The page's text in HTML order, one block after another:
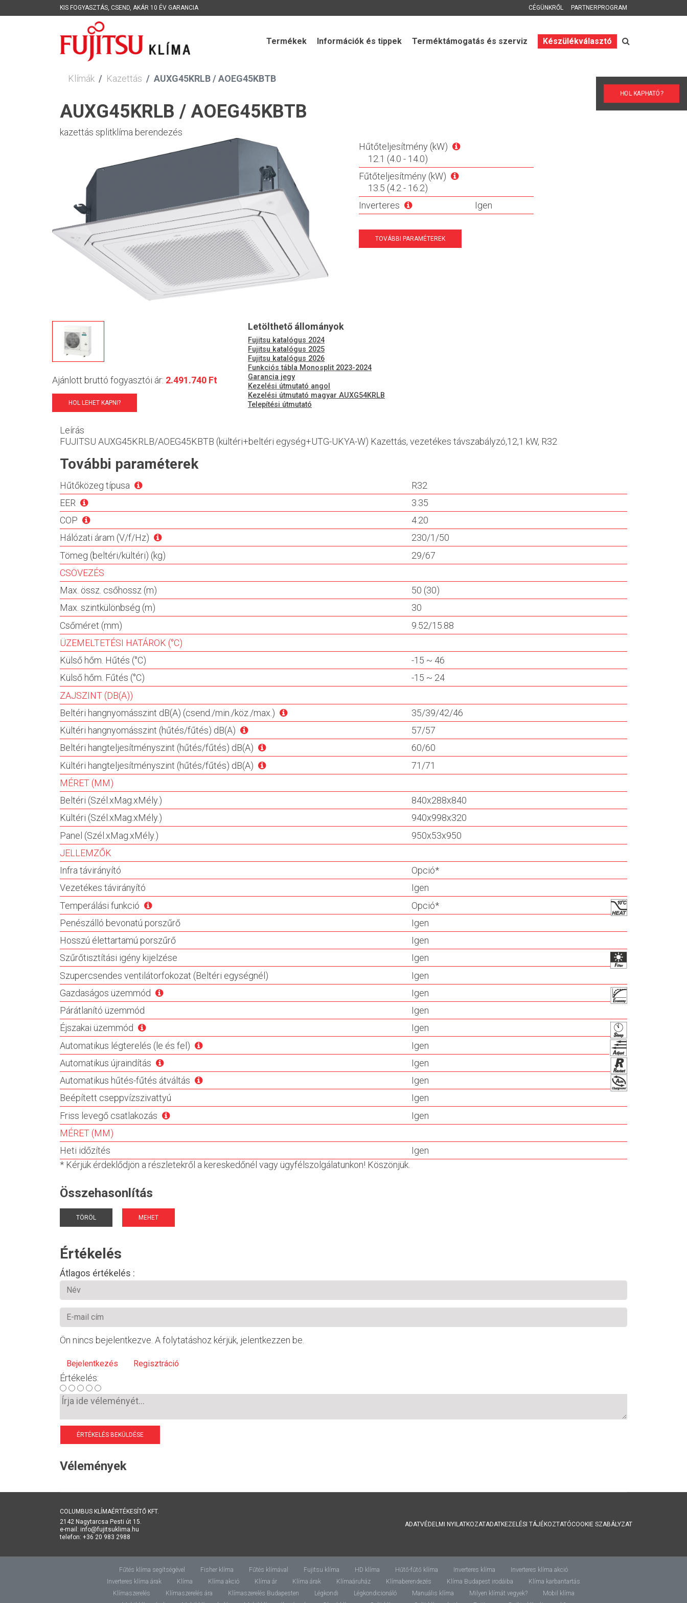
KIS FOGYASZTÁS, CSEND, AKÁR 10 ÉV GARANCIA CÉGÜNKRŐL PARTNERPROGRAM
Termékek Információk és tippek Terméktámogatás és szerviz Készülékválasztó
Klímák Kazettás AUXG45KRLB / AOEG45KBTB
AUXG45KRLB / AOEG45KBTB
kazettás splitklíma berendezés
Hűtőteljesítmény (kW)
12.1 (4.0 - 14.0)
Fűtőteljesítmény (kW)
13.5 (4.2 - 16.2)
Inverteres
Igen
TOVÁBBI PARAMÉTEREK
Ajánlott bruttó fogyasztói ár: 2.491.740 Ft
HOL LEHET KAPNI?
Letölthető állományok
Fujitsu katalógus 2024
Fujitsu katalógus 2025
Fujitsu katalógus 2026
Funkciós tábla Monosplit 2023-2024
Garancia jegy
Kezelési útmutató angol
Kezelési útmutató magyar AUXG54KRLB
Telepítési útmutató
Leírás
FUJITSU AUXG45KRLB/AOEG45KBTB (kültéri+beltéri egység+UTG-UKYA-W) Kazettás, vezetékes távszabályzó,12,1 kW, R32
További paraméterek
Hűtőközeg típusa
R32
EER
3.35
COP
4.20
Hálózati áram (V/f/Hz)
230/1/50
Tömeg (beltéri/kültéri) (kg)
29/67
CSÖVEZÉS
Max. össz. csőhossz (m)
50 (30)
Max. szintkülönbség (m)
30
Csőméret (mm)
9.52/15.88
ÜZEMELTETÉSI HATÁROK (°C)
Külső hőm. Hűtés (°C)
-15 ~ 46
Külső hőm. Fűtés (°C)
-15 ~ 24
ZAJSZINT (DB(A))
Beltéri hangnyomásszint dB(A) (csend./min./köz./max.)
35/39/42/46
Kültéri hangnyomásszint (hűtés/fűtés) dB(A)
57/57
Beltéri hangteljesítményszint (hűtés/fűtés) dB(A)
60/60
Kültéri hangteljesítményszint (hűtés/fűtés) dB(A)
71/71
MÉRET (MM)
Beltéri (Szél.xMag.xMély.)
840x288x840
Kültéri (Szél.xMag.xMély.)
940x998x320
Panel (Szél.xMag.xMély.)
950x53x950
JELLEMZŐK
Infra távirányító
Opció*
Vezetékes távirányító
Igen
Temperálási funkció
Opció*
Penészálló bevonatú porszűrő
Igen
Hosszú élettartamú porszűrő
Igen
Szűrőtisztítási igény kijelzése
Igen
Szupercsendes ventilátorfokozat (Beltéri egységnél)
Igen
Gazdaságos üzemmód
Igen
Párátlanító üzemmód
Igen
Éjszakai üzemmód
Igen
Automatikus légterelés (le és fel)
Igen
Automatikus újraindítás
Igen
Automatikus hűtés-fűtés átváltás
Igen
Beépített cseppvízszivattyú
Igen
Friss levegő csatlakozás
Igen
MÉRET (MM)
Heti időzítés
Igen
* Kérjük érdeklődjön a részletekről a kereskedőnél vagy ügyfélszolgálatunkon! Köszönjük.
Összehasonlítás
TÖRÖL MEHET
Értékelés
Átlagos értékelés :
Ön nincs bejelentkezve. A folytatáshoz kérjük, jelentkezzen be.
Bejelentkezés Regisztráció
Értékelés:
ÉRTÉKELÉS BEKÜLDÉSE
Vélemények
HOL KAPHATÓ?
COLUMBUS KLÍMAÉRTÉKESÍTŐ KFT.
2142 Nagytarcsa Pesti út 15.
e-mail: info@fujitsuklima.hu
telefon: +36 20 983 2988
ADATVÉDELMI NYILATKOZATADATKEZELÉSI TÁJÉKOZTATÓCOOKIE SZABÁLYZAT
Fűtés klíma segítségével Fisher klíma Fűtés klímával Fujitsu klíma HD klíma Hűtő-fűtő klíma Inverteres klíma
Inverteres klíma akció
Inverteres klíma árak
Klíma Klíma akció Klíma ár Klíma árak Klímaáruház Klímaberendezés Klíma Budapest irodáiba
Klíma karbantartás
Klímaszerelés
Klímaszerelés ára Klímaszerelés Budapesten Légkondi Légkondicionáló Manuális klíma Milyen klímát vegyek?
Mobil klíma